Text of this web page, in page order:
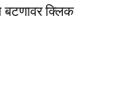
बटणावर क्लिक